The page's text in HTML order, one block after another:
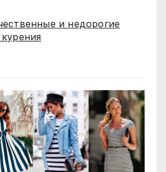
и недорогие